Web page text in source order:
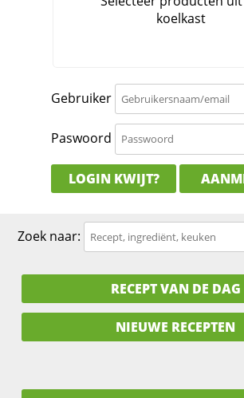
Gebruiker
Paswoord
LOGIN KWIJT?
Zoek naar:
RECEPT VAN DE DAG
NIEUWE RECEPTEN